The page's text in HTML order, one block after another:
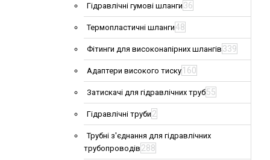
Гідравлічні гумові шланги 36
Термопластичні шланги48
Фітинги для високонапірних шлангів 339
Адаптери високого тиску 160
Затискачі для гідравлічних труб55
Гідравлічні труби 2
Трубні з'єднання для гідравлічних
трубопроводів 288